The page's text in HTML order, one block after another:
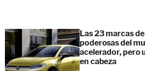
Las 23 marcas
poderosas del
acelerador, pero
en cabeza